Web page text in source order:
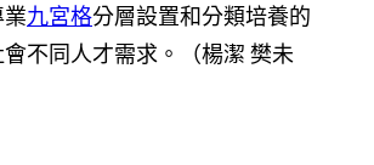
九宮格分層設置和分類培養的
不同人才需求。（楊潔 樊未